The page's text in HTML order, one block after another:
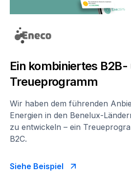
Ein kombiniertes
Treueprogramm
Wir haben dem führenden
Energien in den Benelux-
zu entwickeln – ein
B2C.
Siehe Beispiel